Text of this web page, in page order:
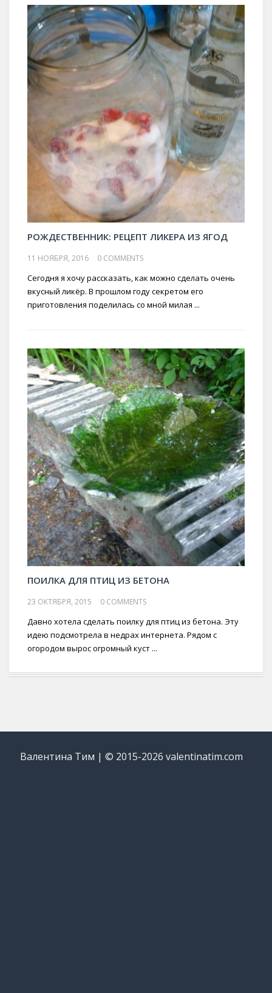
РОЖДЕСТВЕННИК: РЕЦЕПТ ЛИКЕРА ИЗ ЯГОД
11 НОЯБРЯ, 2016 0 COMMENTS
Сегодня я хочу рассказать, как можно сделать очень
вкусный ликёр. В прошлом году секретом его
приготовления поделилась со мной милая ...
ПОИЛКА ДЛЯ ПТИЦ ИЗ БЕТОНА
23 ОКТЯБРЯ, 2015 0 COMMENTS
Давно хотела сделать поилку для птиц из бетона. Эту
идею подсмотрела в недрах интернета. Рядом с
огородом вырос огромный куст ...
Валентина Тим | © 2015-2026 valentinatim.com